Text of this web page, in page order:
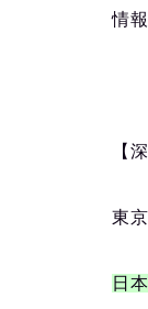
情
【
東
日